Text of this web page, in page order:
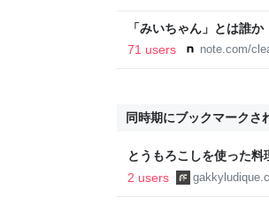
「みいちゃん」とは誰
71 users
note.com/
同時期にブックマークさ
とうもろこしを使った
料理ブログ！！ - シェフ
2 users